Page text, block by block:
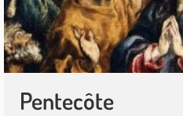
Pentecôte